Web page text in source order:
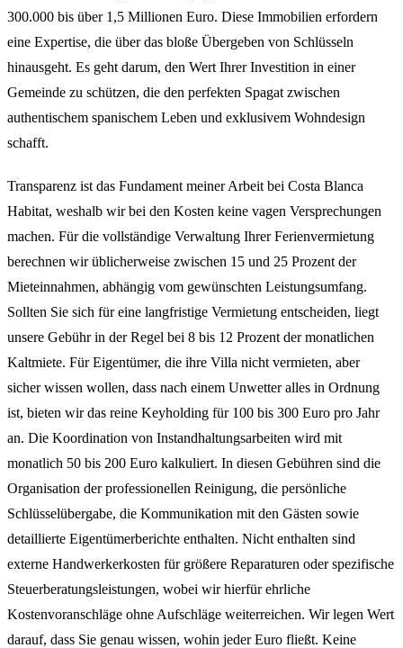
300.000 bis über 1,5 Millionen Euro. Diese Immobilien erfordern
eine Expertise, die über das bloße Übergeben von Schlüsseln
hinausgeht. Es geht darum, den Wert Ihrer Investition in einer
Gemeinde zu schützen, die den perfekten Spagat zwischen
authentischem spanischem Leben und exklusivem Wohndesign
schafft.
Transparenz ist das Fundament meiner Arbeit bei Costa Blanca
Habitat, weshalb wir bei den Kosten keine vagen Versprechungen
machen. Für die vollständige Verwaltung Ihrer Ferienvermietung
berechnen wir üblicherweise zwischen 15 und 25 Prozent der
Mieteinnahmen, abhängig vom gewünschten Leistungsumfang.
Sollten Sie sich für eine langfristige Vermietung entscheiden, liegt
unsere Gebühr in der Regel bei 8 bis 12 Prozent der monatlichen
Kaltmiete. Für Eigentümer, die ihre Villa nicht vermieten, aber
sicher wissen wollen, dass nach einem Unwetter alles in Ordnung
ist, bieten wir das reine Keyholding für 100 bis 300 Euro pro Jahr
an. Die Koordination von Instandhaltungsarbeiten wird mit
monatlich 50 bis 200 Euro kalkuliert. In diesen Gebühren sind die
Organisation der professionellen Reinigung, die persönliche
Schlüsselübergabe, die Kommunikation mit den Gästen sowie
detaillierte Eigentümerberichte enthalten. Nicht enthalten sind
externe Handwerkerkosten für größere Reparaturen oder spezifische
Steuerberatungsleistungen, wobei wir hierfür ehrliche
Kostenvoranschläge ohne Aufschläge weiterreichen. Wir legen Wert
darauf, dass Sie genau wissen, wohin jeder Euro fließt. Keine